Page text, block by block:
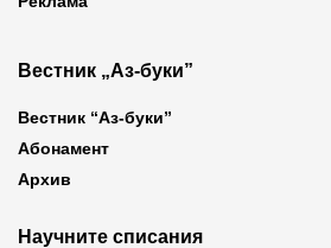
Вестник „Аз-буки”
Вестник “Аз-буки”
Абонамент
Архив
Научните списания